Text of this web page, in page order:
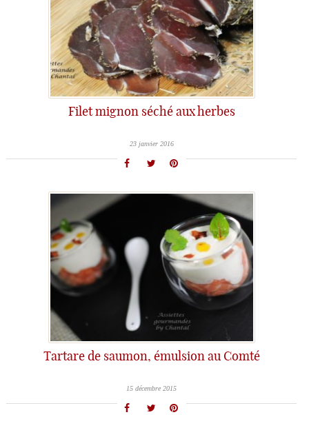
Filet mignon séché aux herbes
23 janvier 2016
Tartare de saumon, émulsion au Comté
15 décembre 2015